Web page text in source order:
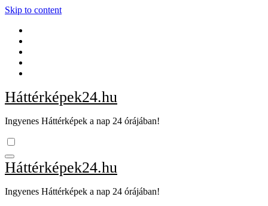
Skip to content
Háttérképek24.hu
Ingyenes Háttérképek a nap 24 órájában!
Háttérképek24.hu
Ingyenes Háttérképek a nap 24 órájában!